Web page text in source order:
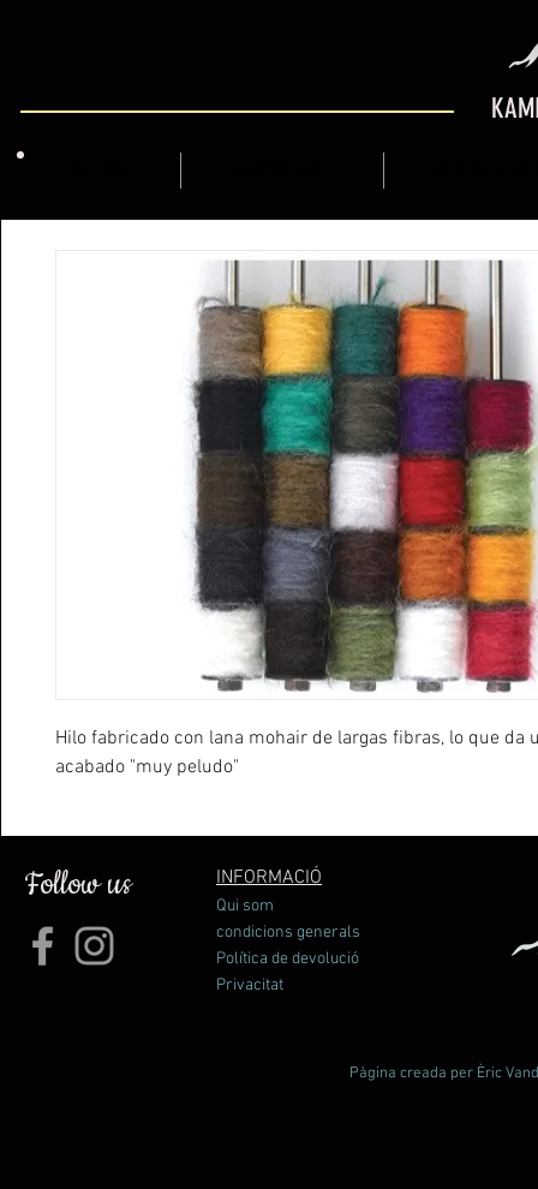
Hilo fabricado con lana mohair de largas fibras, lo que da
acabado "muy peludo"
Follow us INFORMACIÓ
Qui som
condicions generals
Política de devolució
Privacitat
Pàgina creada per Èric